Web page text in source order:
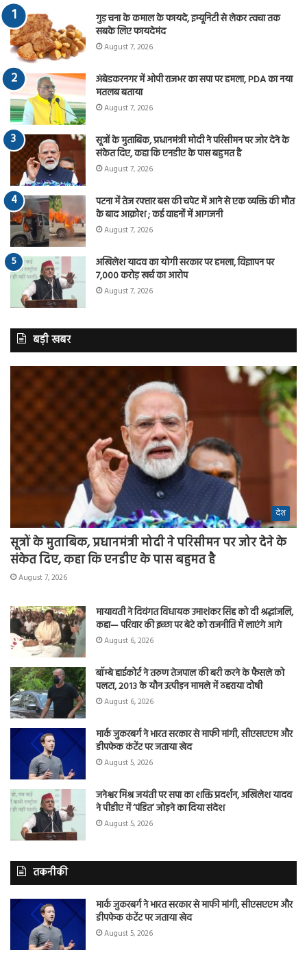
गुड़ चना के कमाल के फायदे, इम्यूनिटी से लेकर त्वचा तक
सबके लिए फायदेमंद
August 7, 2026
अंबेडकरनगर में ओपी राजभर का सपा पर हमला, PDA का नया
मतलब बताया
August 7, 2026
सूत्रों के मुताबिक, प्रधानमंत्री मोदी ने परिसीमन पर जोर देने के
संकेत दिए, कहा कि एनडीए के पास बहुमत है
August 7, 2026
पटना में तेज रफ्तार बस की चपेट में आने से एक व्यक्ति की मौत
के बाद आक्रोश ; कई वाहनों में आगजनी
August 7, 2026
अखिलेश यादव का योगी सरकार पर हमला, विज्ञापन पर
7,000 करोड़ खर्च का आरोप
August 7, 2026
बड़ी खबर
देश
सूत्रों के मुताबिक, प्रधानमंत्री मोदी ने परिसीमन पर जोर देने के
संकेत दिए, कहा कि एनडीए के पास बहुमत है
August 7, 2026
मायावती ने दिवंगत विधायक उमाशंकर सिंह को दी श्रद्धांजलि,
कहा— परिवार की इच्छा पर बेटे को राजनीति में लाएंगे आगे
August 6, 2026
बॉम्बे हाईकोर्ट ने तरुण तेजपाल की बरी करने के फैसले को
पलटा, 2013 के यौन उत्पीड़न मामले में ठहराया दोषी
August 6, 2026
मार्क जुकरबर्ग ने भारत सरकार से माफी मांगी, सीएसएएम और
डीपफेक कंटेंट पर जताया खेद
August 5, 2026
जनेश्वर मिश्र जयंती पर सपा का शक्ति प्रदर्शन, अखिलेश यादव
ने पीडीए में ‘पंडित’ जोड़ने का दिया संदेश
August 5, 2026
तकनीकी
मार्क जुकरबर्ग ने भारत सरकार से माफी मांगी, सीएसएएम और
डीपफेक कंटेंट पर जताया खेद
August 5, 2026